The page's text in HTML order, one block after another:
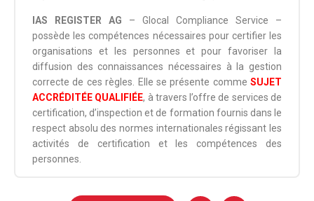
IAS REGISTER AG – Glocal Compliance Service –
possède les compétences nécessaires pour certifier les
organisations et les personnes et pour favoriser la
diffusion des connaissances nécessaires à la gestion
correcte de ces règles. Elle se présente comme SUJET
ACCRÉDITÉE QUALIFIÉE, à travers l’offre de services de
certification, d’inspection et de formation fournis dans le
respect absolu des normes internationales régissant les
activités de certification et les compétences des
personnes.